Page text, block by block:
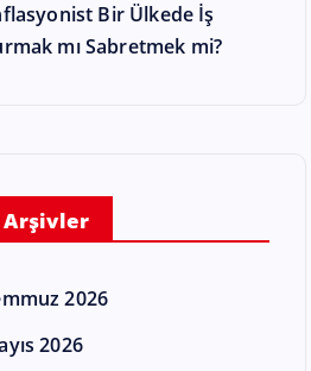
Bir Ülkede İş
mı Sabretmek mi?
Arşivler
2026
2026